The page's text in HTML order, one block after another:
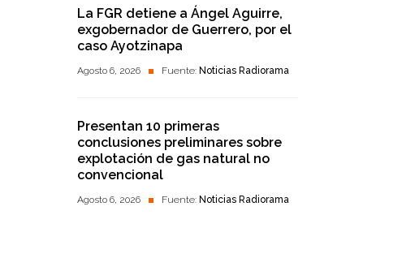
La FGR detiene a Ángel Aguirre,
exgobernador de Guerrero, por el
caso Ayotzinapa
Agosto 6, 2026 Fuente: Noticias Radiorama
Presentan 10 primeras
conclusiones preliminares sobre
explotación de gas natural no
convencional
Agosto 6, 2026 Fuente: Noticias Radiorama